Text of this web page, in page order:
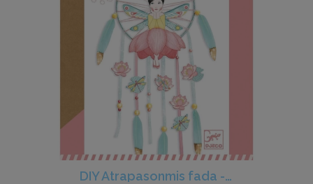
DIY Atrapasonmis fada - Djeco